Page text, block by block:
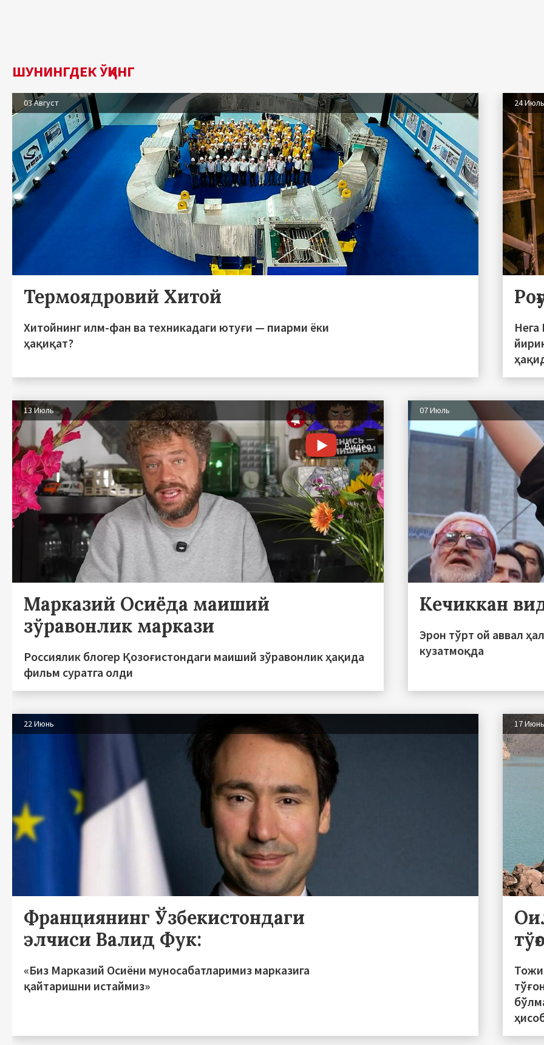
ШУНИНГДЕК ЎҚИНГ
03 Август
Термоядровий Хитой
Хитойнинг илм-фан ва техникадаги ютуғи — пиарми ёки
ҳақиқат?
24
Нега
13 Июль
Видео
Марказий Осиёда маиший
зўравонлик маркази
Россиялик блогер Қозоғистондаги маиший зўравонлик ҳақида
фильм суратга олди
07 Июль
Кечиккан
Эрон тўрт ой аввал
кузатмоқда
22 Июнь
Франциянинг Ўзбекистондаги
элчиси Валид Фук:
«Биз Марказий Осиёни муносабатларимиз марказига
қайтаришни истаймиз»
17